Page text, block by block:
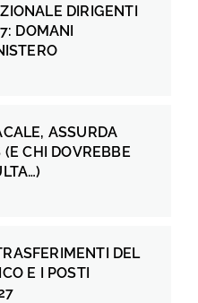
DIRIGENTI
DOMANI
ASSURDA
CHI DOVREBBE
DEL
E I POSTI